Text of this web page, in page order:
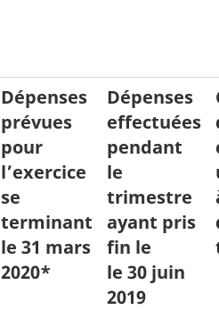
Dépenses
prévues
pour
l’exercice
se
terminant
le 31 mars
2020*
Dépenses
effectuées
pendant
le
trimestre
ayant pris
fin le
le 30 juin
2019